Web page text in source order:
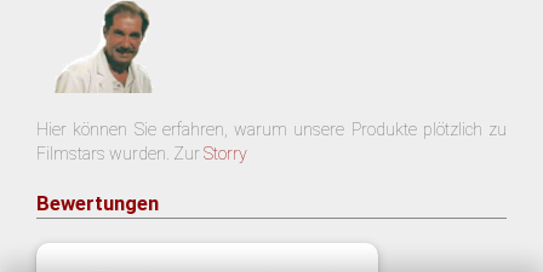
Hier können Sie erfahren, warum unsere Produkte plötzlich zu
Filmstars wurden. ZurStorry
Bewertungen